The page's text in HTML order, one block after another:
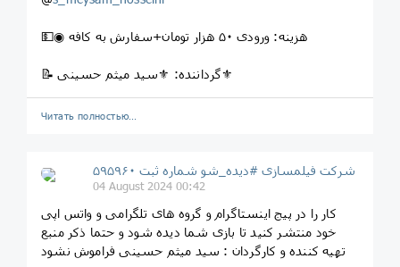
💵◉ هزینه: ورودی ۵٠ هزار تومان+سفارش به کافه
📝 گرداننده: ⚜سید میثم حسینی⚜
Читать полностью…
شرکت فیلمسازی #دیده_شو شماره ثبت ۵۹۵۹۶۰
04 August 2024 00:42
کار را در پیج اینستاگرام و گروه های تلگرامی و واتس اپی
خود منتشر کنید تا بازی شما دیده شود و حتما ذکر منبع
تهیه کننده و کارگردان : سید میثم حسینی فراموش نشود